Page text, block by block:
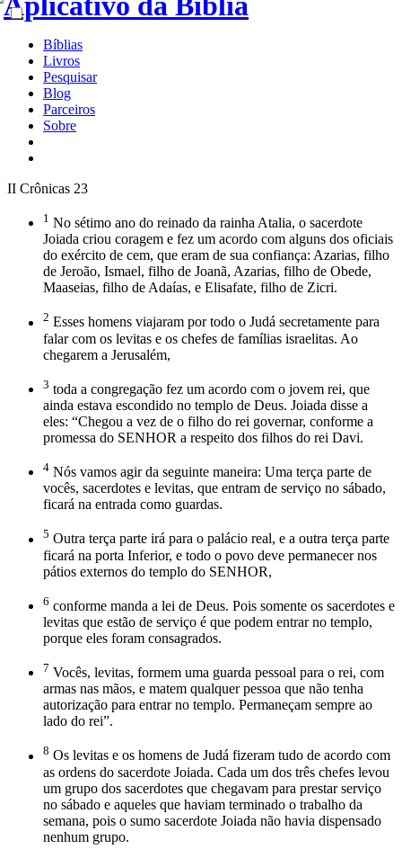
Bíblias
Livros
Pesquisar
Blog
Parceiros
Sobre
II Crônicas 23
1 No sétimo ano do reinado da rainha Atalia, o sacerdote
Joiada criou coragem e fez um acordo com alguns dos oficiais
do exército de cem, que eram de sua confiança: Azarias, filho
de Jeroão, Ismael, filho de Joanã, Azarias, filho de Obede,
Maaseias, filho de Adaías, e Elisafate, filho de Zicri.
2 Esses homens viajaram por todo o Judá secretamente para
falar com os levitas e os chefes de famílias israelitas. Ao
chegarem a Jerusalém,
3 toda a congregação fez um acordo com o jovem rei, que
ainda estava escondido no templo de Deus. Joiada disse a
eles: “Chegou a vez de o filho do rei governar, conforme a
promessa do SENHOR a respeito dos filhos do rei Davi.
4 Nós vamos agir da seguinte maneira: Uma terça parte de
vocês, sacerdotes e levitas, que entram de serviço no sábado,
ficará na entrada como guardas.
5 Outra terça parte irá para o palácio real, e a outra terça parte
ficará na porta Inferior, e todo o povo deve permanecer nos
pátios externos do templo do SENHOR,
6 conforme manda a lei de Deus. Pois somente os sacerdotes e
levitas que estão de serviço é que podem entrar no templo,
porque eles foram consagrados.
7 Vocês, levitas, formem uma guarda pessoal para o rei, com
armas nas mãos, e matem qualquer pessoa que não tenha
autorização para entrar no templo. Permaneçam sempre ao
lado do rei”.
8 Os levitas e os homens de Judá fizeram tudo de acordo com
as ordens do sacerdote Joiada. Cada um dos três chefes levou
um grupo dos sacerdotes que chegavam para prestar serviço
no sábado e aqueles que haviam terminado o trabalho da
semana, pois o sumo sacerdote Joiada não havia dispensado
nenhum grupo.